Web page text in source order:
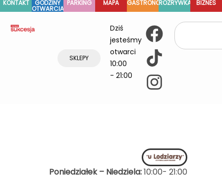
KONTAKT GODZINY
OTWARCIA
PARKING MAPA GASTRONOMIAROZRYWKA BIZNES
SKLEPY
Dziś
jesteśmy
otwarci
10:00
- 21:00
Poniedziałek – Niedziela:10:00- 21:00